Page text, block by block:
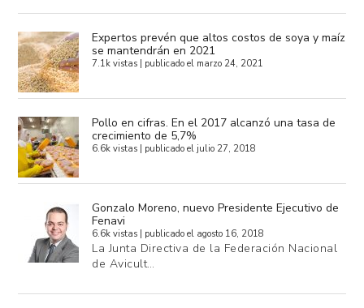
Expertos prevén que altos costos de soya y maíz
se mantendrán en 2021
7.1k vistas publicado el marzo 24, 2021
Pollo en cifras. En el 2017 alcanzó una tasa de
crecimiento de 5,7%
6.6k vistas publicado el julio 27, 2018
Gonzalo Moreno, nuevo Presidente Ejecutivo de
Fenavi
6.6k vistas publicado el agosto 16, 2018
La Junta Directiva de la Federación Nacional
de Avicult…